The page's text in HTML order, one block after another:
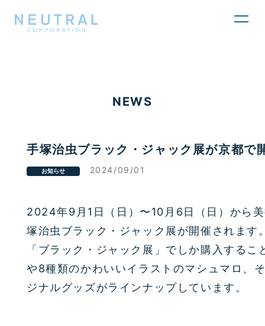
NEWS
手塚治虫ブラック・ジャック展が京都で
お知らせ 2024/09/01
2024年9月1日（日）〜10月6日（日）から
塚治虫ブラック・ジャック展が開催されます
「ブラック・ジャック展」でしか購入する
や8種類のかわいいイラストのマシュマロ、
ジナルグッズがラインナップしています。